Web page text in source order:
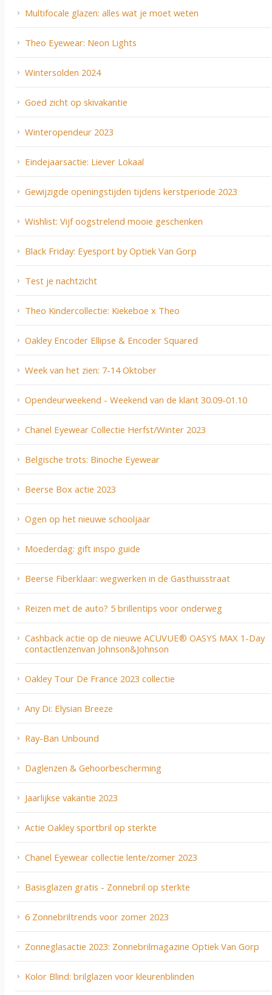
Multifocale glazen: alles wat je moet weten
Theo Eyewear: Neon Lights
Wintersolden 2024
Goed zicht op skivakantie
Winteropendeur 2023
Eindejaarsactie: Liever Lokaal
Gewijzigde openingstijden tijdens kerstperiode 2023
Wishlist: Vijf oogstrelend mooie geschenken
Black Friday: Eyesport by Optiek Van Gorp
Test je nachtzicht
Theo Kindercollectie: Kiekeboe x Theo
Oakley Encoder Ellipse & Encoder Squared
Week van het zien: 7-14 Oktober
Opendeurweekend - Weekend van de klant 30.09-01.10
Chanel Eyewear Collectie Herfst/Winter 2023
Belgische trots: Binoche Eyewear
Beerse Box actie 2023
Ogen op het nieuwe schooljaar
Moederdag: gift inspo guide
Beerse Fiberklaar: wegwerken in de Gasthuisstraat
Reizen met de auto? 5 brillentips voor onderweg
Cashback actie op de nieuwe ACUVUE® OASYS MAX 1-Day
contactlenzenvan Johnson&Johnson
Oakley Tour De France 2023 collectie
Any Di: Elysian Breeze
Ray-Ban Unbound
Daglenzen & Gehoorbescherming
Jaarlijkse vakantie 2023
Actie Oakley sportbril op sterkte
Chanel Eyewear collectie lente/zomer 2023
Basisglazen gratis - Zonnebril op sterkte
6 Zonnebriltrends voor zomer 2023
Zonneglasactie 2023: Zonnebrilmagazine Optiek Van Gorp
Kolor Blind: brilglazen voor kleurenblinden